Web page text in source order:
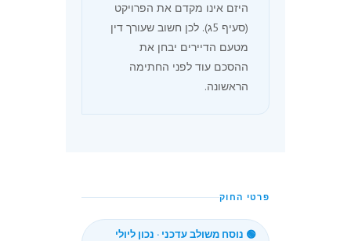
היזם אינו מקדם את הפרויקט
(סעיף 5ג). לכן חשוב שעורך דין
מטעם הדיירים יבחן את
ההסכם עוד לפני החתימה
הראשונה.
פרטי החוק
🟢 נוסח משולב עדכני · נכון ליולי